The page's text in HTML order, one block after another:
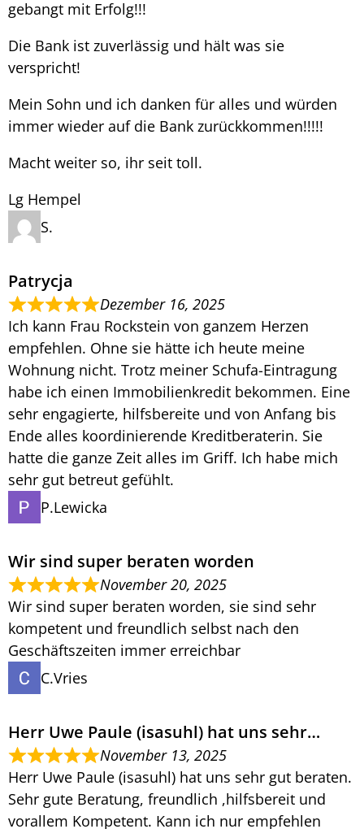
gebangt mit Erfolg!!!
Die Bank ist zuverlässig und hält was sie
verspricht!
Mein Sohn und ich danken für alles und würden
immer wieder auf die Bank zurückkommen!!!!!
Macht weiter so, ihr seit toll.
Lg Hempel
S.
Patrycja
Dezember 16, 2025
Ich kann Frau Rockstein von ganzem Herzen
empfehlen. Ohne sie hätte ich heute meine
Wohnung nicht. Trotz meiner Schufa-Eintragung
habe ich einen Immobilienkredit bekommen. Eine
sehr engagierte, hilfsbereite und von Anfang bis
Ende alles koordinierende Kreditberaterin. Sie
hatte die ganze Zeit alles im Griff. Ich habe mich
sehr gut betreut gefühlt.
P.Lewicka
Wir sind super beraten worden
November 20, 2025
Wir sind super beraten worden, sie sind sehr
kompetent und freundlich selbst nach den
Geschäftszeiten immer erreichbar
C.Vries
Herr Uwe Paule (isasuhl) hat uns sehr…
November 13, 2025
Herr Uwe Paule (isasuhl) hat uns sehr gut beraten.
Sehr gute Beratung, freundlich ,hilfsbereit und
vorallem Kompetent. Kann ich nur empfehlen